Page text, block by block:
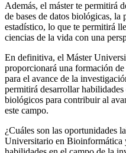
Además, el máster te permitirá
de bases de datos biológicas,
estadístico, lo que te permitirá
ciencias de la vida con una
En definitiva, el Máster
proporcionará una formación
para el avance de la
permitirá desarrollar
biológicos para contribuir al
este campo.
¿Cuáles son las oportunidades
Universitario en Bioinformática